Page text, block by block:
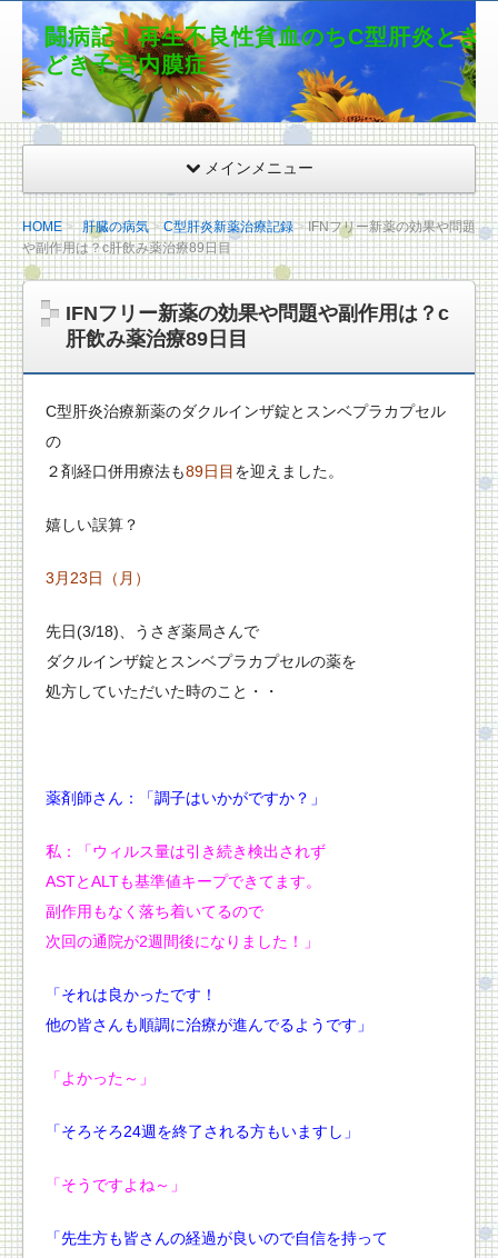
闘病記！再生不良性貧血のちC型肝炎とき
どき子宮内膜症
メインメニュー
HOME 肝臓の病気 C型肝炎新薬治療記録
IFNフリー新薬の効果や問題
や副作用は？c肝飲み薬治療89日目
IFNフリー新薬の効果や問題や副作用は？c
肝飲み薬治療89日目
C型肝炎治療新薬のダクルインザ錠とスンベプラカプセル
の
２剤経口併用療法も89日目 を迎えました。
嬉しい誤算？
3月23日（月）
先日(3/18)、うさぎ薬局さんで
ダクルインザ錠とスンベプラカプセルの薬を
処方していただいた時のこと・・
薬剤師さん：「調子はいかがですか？」
私：「ウィルス量は引き続き検出されず
ASTとALTも基準値キープできてます。
副作用もなく落ち着いてるので
次回の通院が2週間後になりました！」
「それは良かったです！
他の皆さんも順調に治療が進んでるようです」
「よかった～」
「そろそろ24週を終了される方もいますし」
「そうですよね～」
「先生方も皆さんの経過が良いので自信を持って